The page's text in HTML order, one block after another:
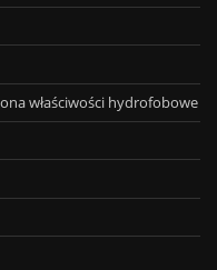
właściwości hydrofobowe